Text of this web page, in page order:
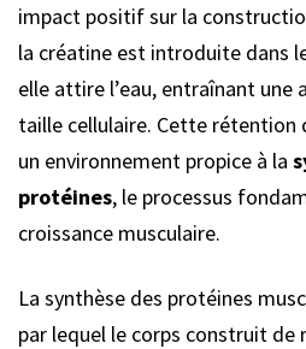
impact positif sur la
la créatine est introduite dans
elle attire l’eau, entraînant une
taille cellulaire. Cette rétention
un environnement propice à la
protéines, le processus
croissance musculaire.
La synthèse des protéines
par lequel le corps construit de